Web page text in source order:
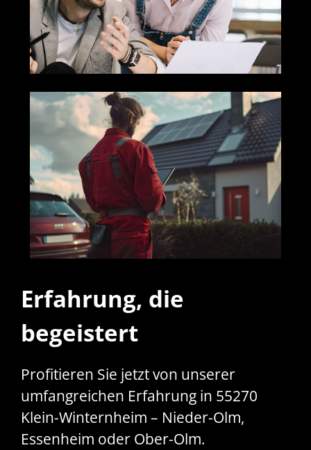
Erfahrung, die
begeistert
Profitieren Sie jetzt von unserer
umfangreichen Erfahrung in 55270
Klein-Winternheim – Nieder-Olm,
Essenheim oder Ober-Olm.